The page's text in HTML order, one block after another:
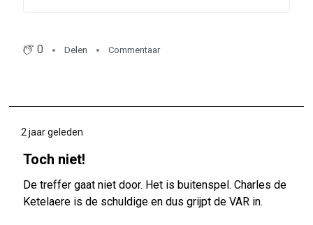
0 Delen Commentaar
2 jaar geleden
Toch niet!
De treffer gaat niet door. Het is buitenspel. Charles de
Ketelaere is de schuldige en dus grijpt de VAR in.